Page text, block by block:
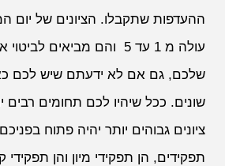
ההעדפות שתקבלו. הציונים של
עולה מ 1 עד 5 והם מביאים
שלכם, גם אם לא ידעתם שיש לכם
שונים. ככל שיהיו לכם תחומים רבים
ציונים גבוהים יותר יהיה פתוח
תפקידים, הן תפקידי מיון והן תפקידי